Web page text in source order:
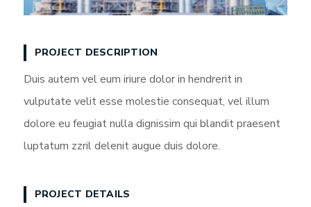
PROJECT DESCRIPTION
Duis autem vel eum iriure dolor in hendrerit in
vulputate velit esse molestie consequat, vel illum
dolore eu feugiat nulla dignissim qui blandit praesent
luptatum zzril delenit augue duis dolore.
PROJECT DETAILS